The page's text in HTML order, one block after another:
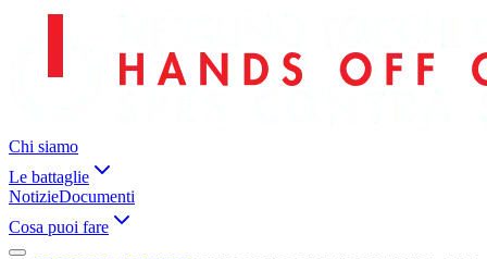
Chi siamo
Le battaglie
NotizieDocumenti
Cosa puoi fare